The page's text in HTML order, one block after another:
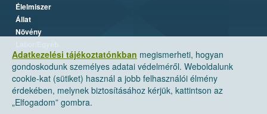
Adatkezelési tájékoztatónkban megismerheti, hogyan
gondoskodunk személyes adatai védelméről. Weboldalunk
cookie-kat (sütiket) használ a jobb felhasználói élmény
érdekében, melynek biztosításához kérjük, kattintson az
„Elfogadom” gombra.
Élelmiszer
Állat
Növény